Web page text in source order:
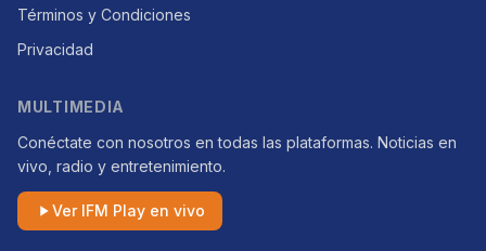
Términos y Condiciones
Privacidad
MULTIMEDIA
Conéctate con nosotros en todas las plataformas. Noticias en
vivo, radio y entretenimiento.
Ver IFM Play en vivo